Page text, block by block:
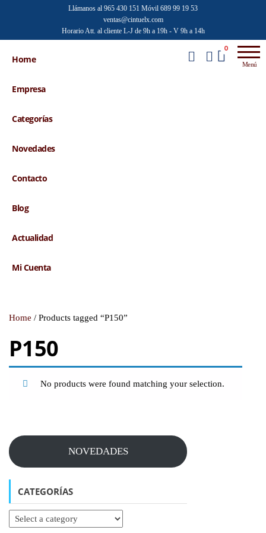
Llámanos al 965 430 151 Móvil 689 99 19 53
ventas@cintuelx.com
Horario Att. al cliente L-J de 9h a 19h - V 9h a 14h
Faraoni
por
de moda
0
Menú
Home
Empresa
Categorías
Novedades
Contacto
Blog
Actualidad
Mi Cuenta
Home / Products tagged “P150”
P150
No products were found matching your selection.
NOVEDADES
CATEGORÍAS